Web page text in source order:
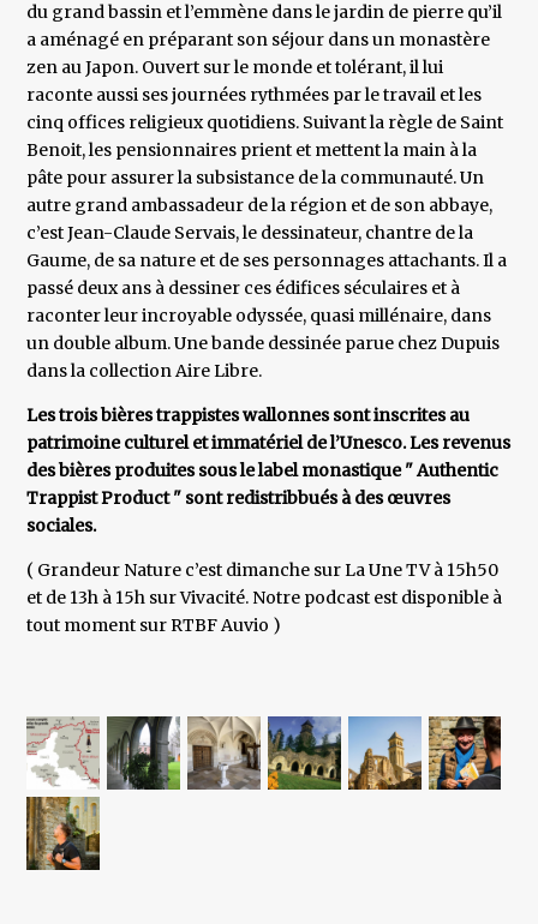
du grand bassin et l’emmène dans le jardin de pierre qu’il
a aménagé en préparant son séjour dans un monastère
zen au Japon. Ouvert sur le monde et tolérant, il lui
raconte aussi ses journées rythmées par le travail et les
cinq offices religieux quotidiens. Suivant la règle de Saint
Benoit, les pensionnaires prient et mettent la main à la
pâte pour assurer la subsistance de la communauté. Un
autre grand ambassadeur de la région et de son abbaye,
c’est Jean-Claude Servais, le dessinateur, chantre de la
Gaume, de sa nature et de ses personnages attachants. Il a
passé deux ans à dessiner ces édifices séculaires et à
raconter leur incroyable odyssée, quasi millénaire, dans
un double album. Une bande dessinée parue chez Dupuis
dans la collection Aire Libre.
Les trois bières trappistes wallonnes sont inscrites au
patrimoine culturel et immatériel de l’Unesco. Les revenus
des bières produites sous le label monastique " Authentic
Trappist Product " sont redistribbués à des œuvres
sociales.
( Grandeur Nature c’est dimanche sur La Une TV à 15h50
et de 13h à 15h sur Vivacité. Notre podcast est disponible à
tout moment sur RTBF Auvio )